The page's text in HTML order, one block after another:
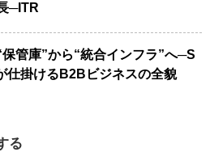
─ITR
管庫”から“統合インフラ”へ─S
仕掛けるB2Bビジネスの全貌
る